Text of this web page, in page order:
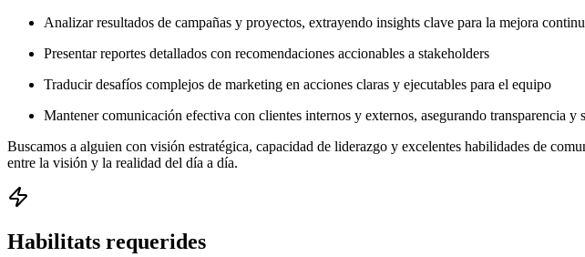
Analizar resultados de campañas y proyectos, extrayendo insights clave para la mejora
Presentar reportes detallados con recomendaciones accionables a stakeholders
Traducir desafíos complejos de marketing en acciones claras y ejecutables para el equipo
Mantener comunicación efectiva con clientes internos y externos, asegurando transparencia y
Buscamos a alguien con visión estratégica, capacidad de liderazgo y excelentes habilidades de
entre la visión y la realidad del día a día.
Habilitats requerides